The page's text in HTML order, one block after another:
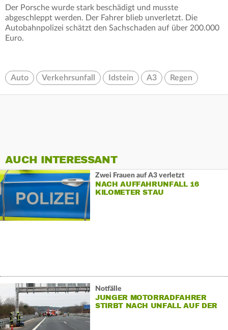
Der Porsche wurde stark beschädigt und musste
abgeschleppt werden. Der Fahrer blieb unverletzt. Die
Autobahnpolizei schätzt den Sachschaden auf über 200.000
Euro.
Auto Verkehrsunfall Idstein A3 Regen
AUCH INTERESSANT
Zwei Frauen auf A3 verletzt
NACH AUFFAHRUNFALL 16
KILOMETER STAU
Notfälle
JUNGER MOTORRADFAHRER
STIRBT NACH UNFALL AUF DER